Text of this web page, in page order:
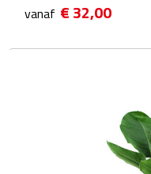
Fiets reparatiesets
vanaf € 32,00